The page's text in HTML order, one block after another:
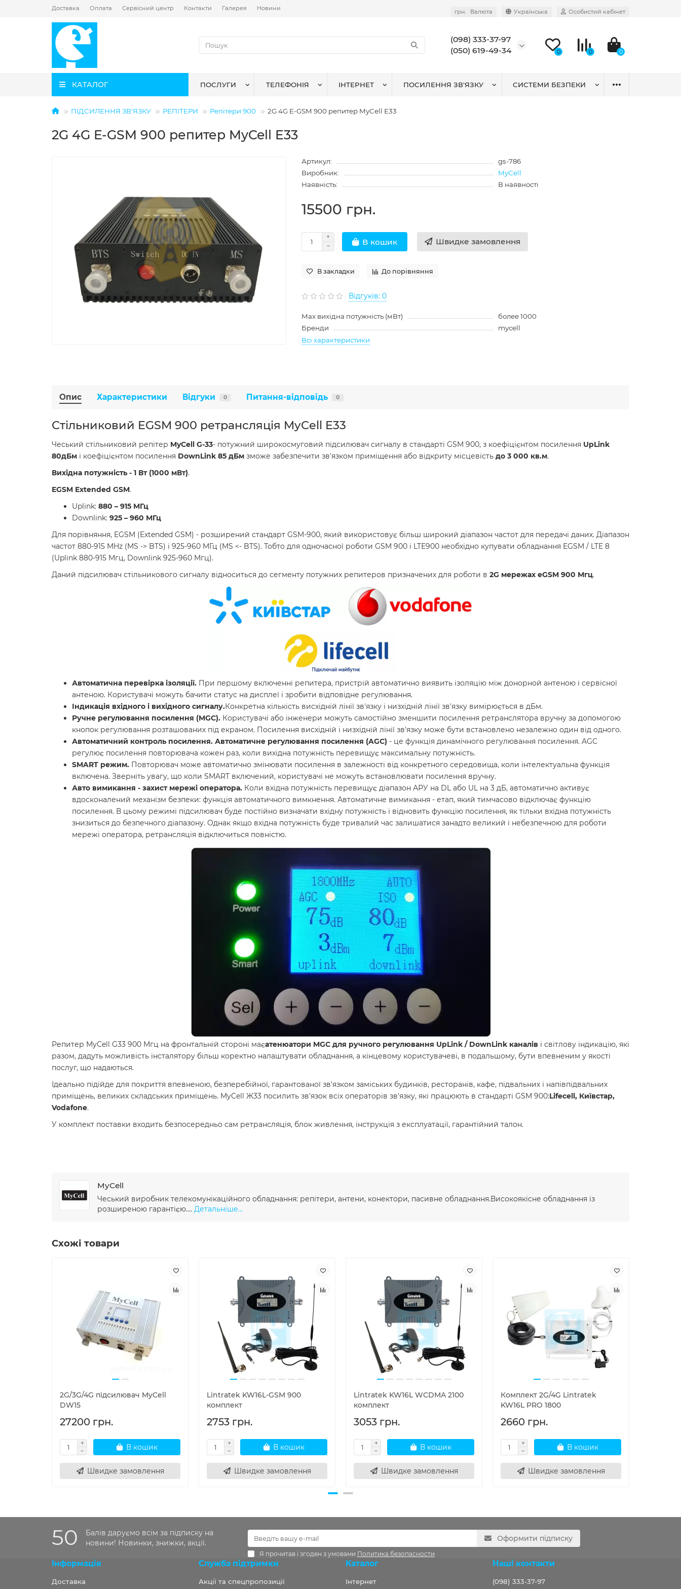
Доставка Оплата Сервісний центр Контакти Галерея Новини грн. Валюта Українська Особистий кабінет
(098) 333-37-97
(050) 619-49-34
0 0 0
КАТАЛОГ ПОСЛУГИ ТЕЛЕФОНІЯ ІНТЕРНЕТ ПОСИЛЕННЯ ЗВ'ЯЗКУ СИСТЕМИ БЕЗПЕКИ
ПІДСИЛЕННЯ ЗВ'ЯЗКУ РЕПІТЕРИ Репітери 900 2G 4G E-GSM 900 репитер MyCell E33
2G 4G E-GSM 900 репитер MyCell E33
Артикул:
gs-786
Виробник:
MyCell
Наявність:
В наявності
15500 грн.
В кошик Швидке замовлення
В закладки До порівняння
Відгуків: 0
Max вихідна потужність (мВт)
более 1000
Бренди
mycell
Всі характеристики
Опис Характеристики Відгуки 0 Питання-відповідь 0
Стільниковий EGSM 900 ретрансляція MyCell E33
Чеський стільниковий репітер MyCell G-33- потужний широкосмуговий підсилювач сигналу в стандарті GSM 900, з коефіцієнтом посилення UpLink
80дБм і коефіцієнтом посилення DownLink 85 дБм зможе забезпечити зв'язком приміщення або відкриту місцевість до 3 000 кв.м.
Вихідна потужність - 1 Вт (1000 мВт).
EGSM Extended GSM.
Uplink: 880 – 915 МГц
Downlink: 925 – 960 МГц
Для порівняння, EGSM (Extended GSM) - розширений стандарт GSM-900, який використовує більш широкий діапазон частот для передачі даних. Діапазон
частот 880-915 MHz (MS -> BTS) і 925-960 МГц (MS <- BTS). Тобто для одночасної роботи GSM 900 і LTE900 необхідно купувати обладнання EGSM / LTE 8
(Uplink 880-915 Мгц, Downlink 925-960 Мгц).
Даний підсилювач стільникового сигналу відноситься до сегменту потужних репитеров призначених для роботи в 2G мережах eGSM 900 Мгц.
Автоматична перевірка ізоляції. При першому включенні репитера, пристрій автоматично виявить ізоляцію між донорной антеною і сервісної
антеною. Користувачі можуть бачити статус на дисплеї і зробити відповідне регулювання.
Індикація вхідного і вихідного сигналу.Конкретна кількість висхідній лінії зв'язку і низхідній лінії зв'язку вимірюється в дБм.
Ручне регулювання посилення (MGC). Користувачі або інженери можуть самостійно зменшити посилення ретранслятора вручну за допомогою
кнопок регулювання розташованих під екраном. Посилення висхідній і низхідній лінії зв'язку може бути встановлено незалежно один від одного.
Автоматичний контроль посилення. Автоматичне регулювання посилення (AGC) - це функція динамічного регулювання посилення. AGC
регулює посилення повторювача кожен раз, коли вихідна потужність перевищує максимальну потужність.
SMART режим. Повторювач може автоматично змінювати посилення в залежності від конкретного середовища, коли інтелектуальна функція
включена. Зверніть увагу, що коли SMART включений, користувачі не можуть встановлювати посилення вручну.
Авто вимикання - захист мережі оператора. Коли вхідна потужність перевищує діапазон АРУ на DL або UL на 3 дБ, автоматично активує
вдосконалений механізм безпеки: функція автоматичного вимкнення. Автоматичне вимикання - етап, який тимчасово відключає функцію
посилення. В цьому режимі підсилювач буде постійно визначати вхідну потужність і відновить функцію посилення, як тільки вхідна потужність
знизиться до безпечного діапазону. Однак якщо вхідна потужність буде тривалий час залишатися занадто великий і небезпечною для роботи
мережі оператора, ретрансляція відключиться повністю.
Репитер MyCell G33 900 Мгц на фронтальній стороні маєатенюатори MGC для ручного регулювання UpLink / DownLink каналів і світлову індикацію, які
разом, дадуть можливість інсталятору більш коректно налаштувати обладнання, а кінцевому користувачеві, в подальшому, бути впевненим у якості
послуг, що надаються.
Ідеально підійде для покриття впевненою, безперебійної, гарантованої зв'язком заміських будинків, ресторанів, кафе, підвальних і напівпідвальних
приміщень, великих складських приміщень. MyCell Ж33 посилить зв'язок всіх операторів зв'язку, які працюють в стандарті GSM 900:Lifecell, Київстар,
Vodafone.
У комплект поставки входить безпосередньо сам ретрансляція, блок живлення, інструкція з експлуатації, гарантійний талон.
MyCell
Чеський виробник телекомунікаційного обладнання: репітери, антени, конектори, пасивне обладнання.Високоякісне обладнання із
розширеною гарантією.... Детальніше...
Схожі товари
2G/3G/4G підсилювач MyCell
DW15
27200 грн.
В кошик
Швидке замовлення
Lintratek KW16L-GSM 900
комплект
2753 грн.
В кошик
Швидке замовлення
Lintratek KW16L WCDMA 2100
комплект
3053 грн.
В кошик
Швидке замовлення
Комплект 2G/4G Lintratek
KW16L PRO 1800
2660 грн.
В кошик
Швидке замовлення
50
Балів даруємо всім за підписку на
новини! Новинки, знижки, акції.
Оформити підписку
Я прочитав і згоден з умовами Политика безопасности
Інформація
Доставка
Служба підтримки
Акції та спецпропозиції
Каталог
Інтернет
Наші контакти
(098) 333-37-97